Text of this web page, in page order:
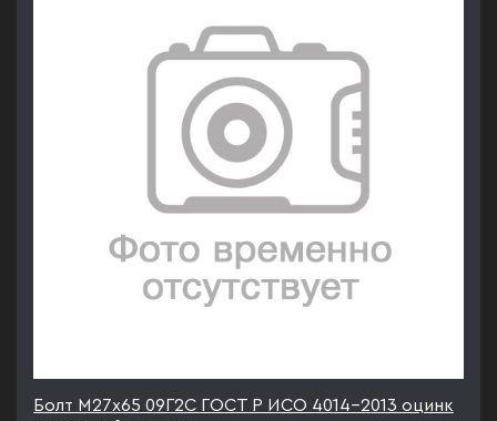
Болт М27х65 09Г2С ГОСТ Р ИСО 4014-2013 оцинк